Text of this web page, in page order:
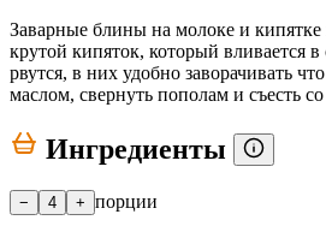
Заварные блины на молоке и
крутой кипяток, который вливается
рвутся, в них удобно заворачивать
маслом, свернуть пополам и съесть
Ингредиенты
− 4 + порции